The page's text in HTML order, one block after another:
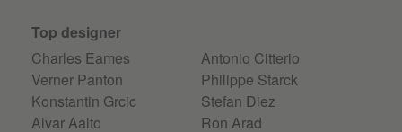
Top designer
Charles Eames
Verner Panton
Konstantin Grcic
Alvar Aalto
Antonio Citterio
Philippe Starck
Stefan Diez
Ron Arad